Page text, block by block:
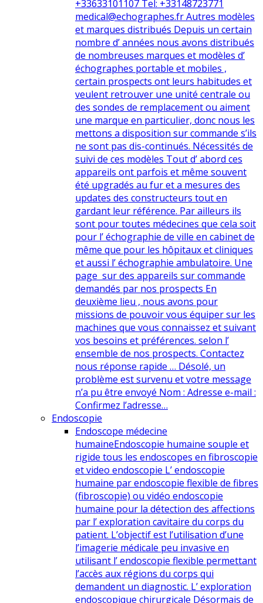
+33633101107 Tel: +33148723771
medical@echographes.fr Autres modèles
et marques distribués Depuis un certain
nombre d’ années nous avons distribués
de nombreuses marques et modèles d’
échographes portable et mobiles ,
certain prospects ont leurs habitudes et
veulent retrouver une unité centrale ou
des sondes de remplacement ou aiment
une marque en particulier, donc nous les
mettons a disposition sur commande s’ils
ne sont pas dis-continués. Nécessités de
suivi de ces modèles Tout d’ abord ces
appareils ont parfois et même souvent
été upgradés au fur et a mesures des
updates des constructeurs tout en
gardant leur référence. Par ailleurs ils
sont pour toutes médecines que cela soit
pour l’ échographie de ville en cabinet de
même que pour les hôpitaux et cliniques
et aussi l’ échographie ambulatoire. Une
page sur des appareils sur commande
demandés par nos prospects En
deuxième lieu , nous avons pour
missions de pouvoir vous équiper sur les
machines que vous connaissez et suivant
vos besoins et préférences. selon l’
ensemble de nos prospects. Contactez
nous réponse rapide … Désolé, un
problème est survenu et votre message
n’a pu être envoyé Nom : Adresse e-mail :
Confirmez l’adresse…
Endoscopie
Endoscope médecine
humaineEndoscopie humaine souple et
rigide tous les endoscopes en fibroscopie
et video endoscopie L’ endoscopie
humaine par endoscopie flexible de fibres
(fibroscopie) ou vidéo endoscopie
humaine pour la détection des affections
par l’ exploration cavitaire du corps du
patient. L’objectif est l’utilisation d’une
l’imagerie médicale peu invasive en
utilisant l’ endoscopie flexible permettant
l’accès aux régions du corps qui
demandent un diagnostic. L’ exploration
endoscopique chirurgicale Désormais de